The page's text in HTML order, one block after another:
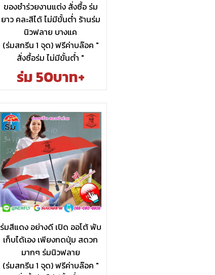
ของชำร่วยงานแต่ง สั่งซื้อ ร่ม
ยาว คละสีได้ ไม่มีขั้นต่ำ ร้านร่ม
นิวฟลาย บางแค
(ร่มสกรีน 1 จุด) ฟรีค่าบล๊อค "
สั่งซื้อร่ม ไม่มีขั้นต่ำ "
ร่ม 50บาท+
ร่มสีแดง อย่างดี เปิด ออโต้ พับ
เก็บได้เอง เพียงกดปุ่ม สดวก
มากๆ ร่มนิวฟลาย
(ร่มสกรีน 1 จุด) ฟรีค่าบล๊อค "